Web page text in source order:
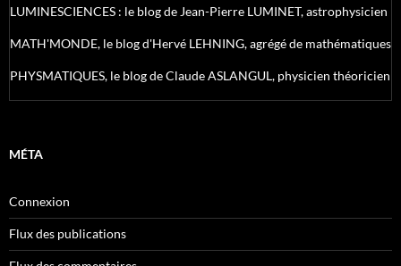
LUMINESCIENCES : le blog de Jean-Pierre LUMINET, astrophysicien
MATH'MONDE, le blog d'Hervé LEHNING, agrégé de mathématiques
PHYSMATIQUES, le blog de Claude ASLANGUL, physicien théoricien
MÉTA
Connexion
Flux des publications